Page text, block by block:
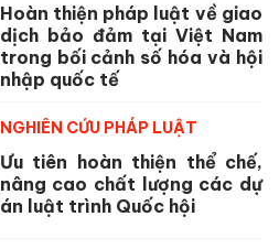
Hoàn thiện pháp luật về giao
dịch bảo đảm tại Việt Nam
trong bối cảnh số hóa và hội
nhập quốc tế
NGHIÊN CỨU PHÁP LUẬT
Ưu tiên hoàn thiện thể chế,
nâng cao chất lượng các dự
án luật trình Quốc hội